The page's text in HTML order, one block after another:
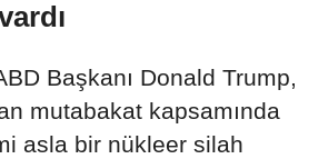
Başkanı Donald Trump,
mutabakat kapsamında
asla bir nükleer silah